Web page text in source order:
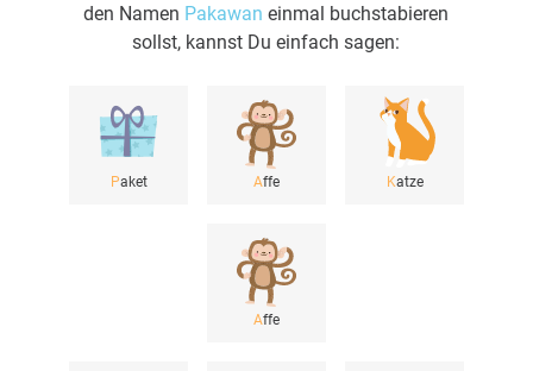
den Namen Pakawan einmal buchstabieren
sollst, kannst Du einfach sagen:
Paket Affe Katze
Affe